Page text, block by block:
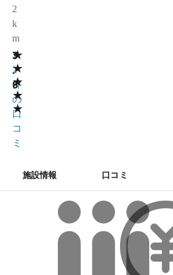
2
k
m
★
★
★
★
★
3
.
8
1
2
件
の
口
コ
ミ
施設情報 口コミ